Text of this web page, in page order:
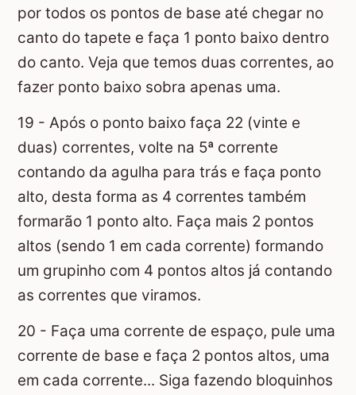
por todos os pontos de base até chegar no
canto do tapete e faça 1 ponto baixo dentro
do canto. Veja que temos duas correntes, ao
fazer ponto baixo sobra apenas uma.
19 - Após o ponto baixo faça 22 (vinte e
duas) correntes, volte na 5ª corrente
contando da agulha para trás e faça ponto
alto, desta forma as 4 correntes também
formarão 1 ponto alto. Faça mais 2 pontos
altos (sendo 1 em cada corrente) formando
um grupinho com 4 pontos altos já contando
as correntes que viramos.
20 - Faça uma corrente de espaço, pule uma
corrente de base e faça 2 pontos altos, uma
em cada corrente... Siga fazendo bloquinhos